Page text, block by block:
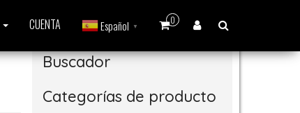
0
CUENTA Español ▼
Buscador
Categorías de producto